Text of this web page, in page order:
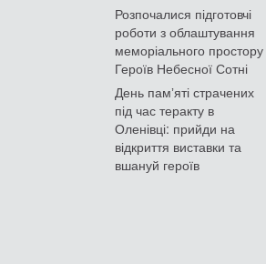
Розпочалися підготовчі
роботи з облаштування
меморіального простору
Героїв Небесної Сотні
День памʼяті страчених
під час теракту в
Оленівці: прийди на
відкриття виставки та
вшануй героїв